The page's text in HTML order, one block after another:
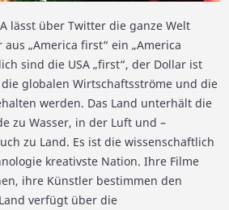
lässt über Twitter die ganze Welt
„America first“ ein „America
sind die USA „first“, der Dollar ist
globalen Wirtschaftsströme und die
werden. Das Land unterhält die
zu Wasser, in der Luft und –
zu Land. Es ist die wissenschaftlich
kreativste Nation. Ihre Filme
ihre Künstler bestimmen den
verfügt über die